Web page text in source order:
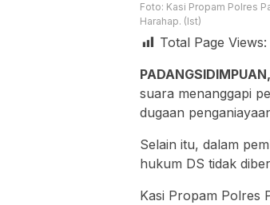
Foto: Kasi Propam Polres
Harahap. (Ist)
Total Page Views:
suara menanggapi
dugaan
Selain itu, dalam
hukum DS tidak
Kasi Propam Polres